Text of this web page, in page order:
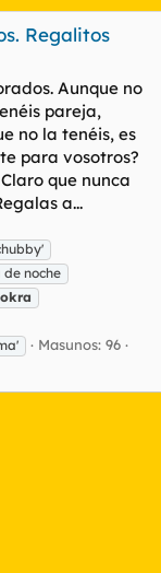
Regalitos
Aunque no
pareja,
no la tenéis, es
para vosotros?
que nunca
a...
noche
Masunos: 96